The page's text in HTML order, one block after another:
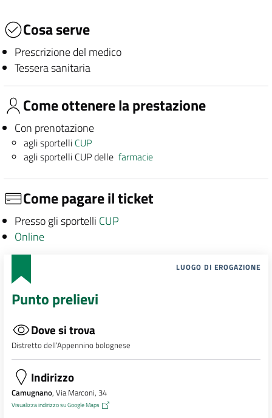
Cosa serve
Prescrizione del medico
Tessera sanitaria
Come ottenere la prestazione
Con prenotazione
agli sportelli CUP
agli sportelli CUP dellefarmacie
Come pagare il ticket
Presso gli sportelli CUP
Online
LUOGO DI EROGAZIONE
Punto prelievi
Dove si trova
Distretto dell’Appennino bolognese
Indirizzo
Camugnano, Via Marconi, 34
Visualizza indirizzo su Google Maps